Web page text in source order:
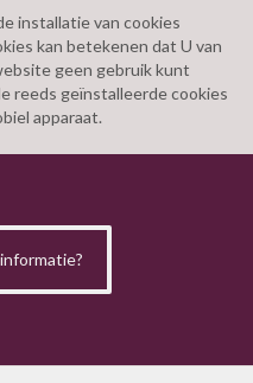
installatie van cookies
kan betekenen dat U van
geen gebruik kunt
reeds geïnstalleerde cookies
apparaat.